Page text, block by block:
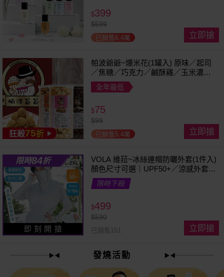
$399
$599
已銷售6.4萬 立即搶
狂殺75折
帕波爺爺~爆米花(1罐入) 原味／起司
／焦糖／巧克力／鹹酥雞／玉米濃湯
／珍珠奶茶 款式可選
全年最低
$75
$99
已銷售5.4萬 立即搶
限時84折
即 刻 開 搶
VOLA 維菈~冰絲連帽防曬外套(1件入)
顏色尺寸可選｜UPF50+／涼感外套／
可拆帽簷／馬尾孔設計／機車族防曬
限時下殺
$499
$590
已銷售151 立即搶
發燒活動